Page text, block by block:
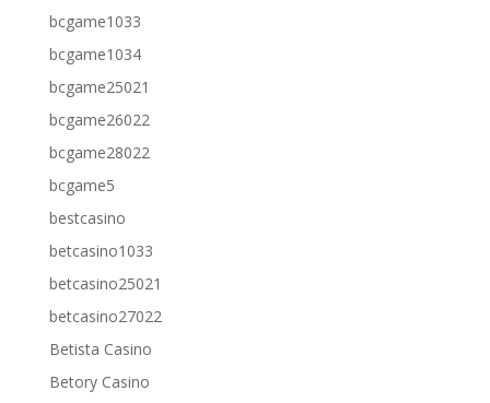
bcgame1033
bcgame1034
bcgame25021
bcgame26022
bcgame28022
bcgame5
bestcasino
betcasino1033
betcasino25021
betcasino27022
Betista Casino
Betory Casino